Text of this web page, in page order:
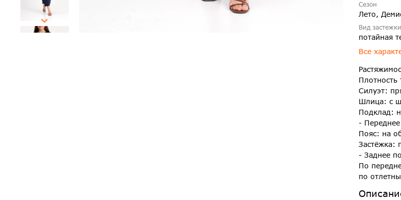
Сезон
Лето,
Вид застежки
потайная
Все
Силуэт:
Шлица: с
Подклад:
-
Пояс: на
Застёжка:
- Заднее
По
по